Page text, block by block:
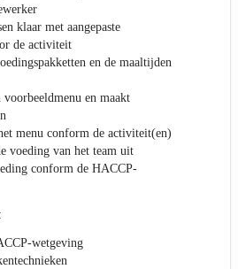
klaar met aangepaste
de activiteit
en de maaltijden
en maakt
menu conform de activiteit(en)
voeding van het team uit
conform de HACCP-
wetgeving